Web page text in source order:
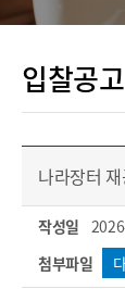
입찰공고
나라장터
작성일
첨부파일